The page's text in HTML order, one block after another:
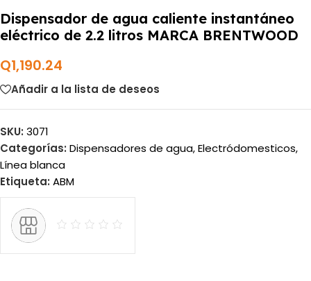
Dispensador de agua caliente instantáneo
eléctrico de 2.2 litros MARCA BRENTWOOD
Q1,190.24
Añadir a la lista de deseos
SKU: 3071
Categorías: Dispensadores de agua,Electródomesticos,
Línea blanca
Etiqueta: ABM